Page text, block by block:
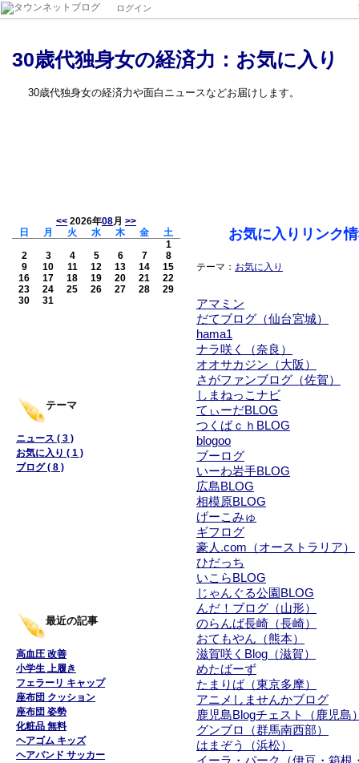
ログイン
30歳代独身女の経済力：お気に入り
30歳代独身女の経済力や面白ニュースなどお届けします。
お気に入りリンク
テーマ： お気に入り
アマミン
だてブログ（仙台宮城）
hama1
ナラ咲く（奈良）
オオサカジン（大阪）
さがファンブログ（佐賀）
しまねっこナビ
てぃーだBLOG
つくばｃｈBLOG
blogoo
ブーログ
いーわ岩手BLOG
広島BLOG
相模原BLOG
げーこみゅ
ギフログ
豪人.com（オーストラリア）
ひだっち
いこらBLOG
じゃんぐる公園BLOG
んだ！ブログ（山形）
のらんば長崎（長崎）
おてもやん（熊本）
滋賀咲くBlog（滋賀）
めたばーず
たまりば（東京多摩）
アニメしませんかブログ
鹿児島Blogチェスト（鹿児島
グンブロ（群馬南西部）
はまぞう（浜松）
<< 2026年08月 >>
日
月 火 水 木 金
土
1
2
3 4 5 6 7
8
9
10 11 12 13 14
15
16
17 18 19 20 21
22
23
24 25 26 27 28
29
30
31
テーマ
ニュース ( 3 )
お気に入り ( 1 )
ブログ ( 8 )
最近の記事
高血圧 改善
小学生 上履き
フェラーリ キャップ
座布団 クッション
座布団 姿勢
化粧品 無料
ヘアゴム キッズ
ヘアバンド サッカー